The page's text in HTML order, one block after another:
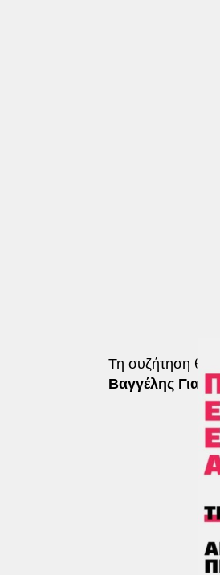
Τη συζήτηση θα
Βαγγέλης